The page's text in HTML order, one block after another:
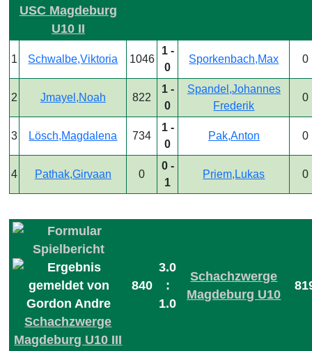
USC Magdeburg
U10 II
1 Schwalbe,Viktoria 1046
1 -
0
Sporkenbach,Max 0
2 Jmayel,Noah 822
1 -
0
Spandel,Johannes
Frederik
0
3 Lösch,Magdalena 734
1 -
0
Pak,Anton 0
4 Pathak,Girvaan 0
0 -
1
Priem,Lukas 0
Schachzwerge
Magdeburg U10 III
840
3.0
:
1.0
Schachzwerge
Magdeburg U10